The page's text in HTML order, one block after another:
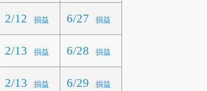
2/12 損益 6/27 損益
2/13 損益 6/28 損益
2/13 損益 6/29 損益